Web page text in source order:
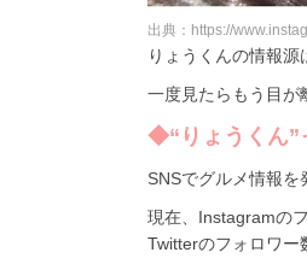
出典：https://
りょうくんの情報
一度見たらもう目
◆“りょうくん”
SNSでグルメ情報
現在、Instagramの
Twitterのフォロワー